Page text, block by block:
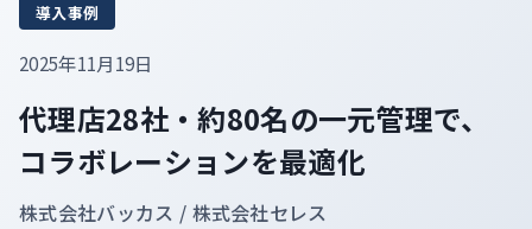
導入事例
2025年11月19日
代理店28社・約80名の一元管理で、
コラボレーションを最適化
株式会社バッカス / 株式会社セレス